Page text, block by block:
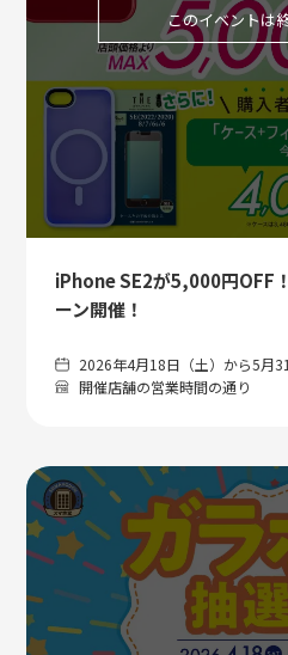
このイベントは
iPhone SE2が5,000円OFF
ーン開催！
2026年4月18日（土）から5月31
開催店舗の営業時間の通り